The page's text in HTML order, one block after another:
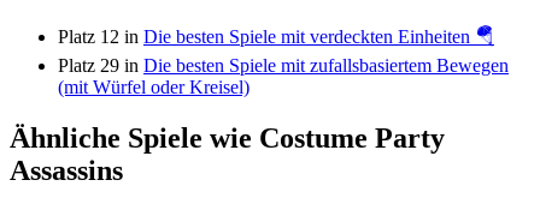
Platz 12 in Die besten Spiele mit verdeckten Einheiten 🪂
Platz 29 in Die besten Spiele mit zufallsbasiertem Bewegen
(mit Würfel oder Kreisel)
Ähnliche Spiele wie Costume Party
Assassins